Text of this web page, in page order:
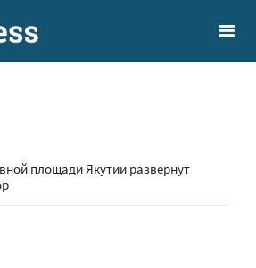
площади Якутии развернут